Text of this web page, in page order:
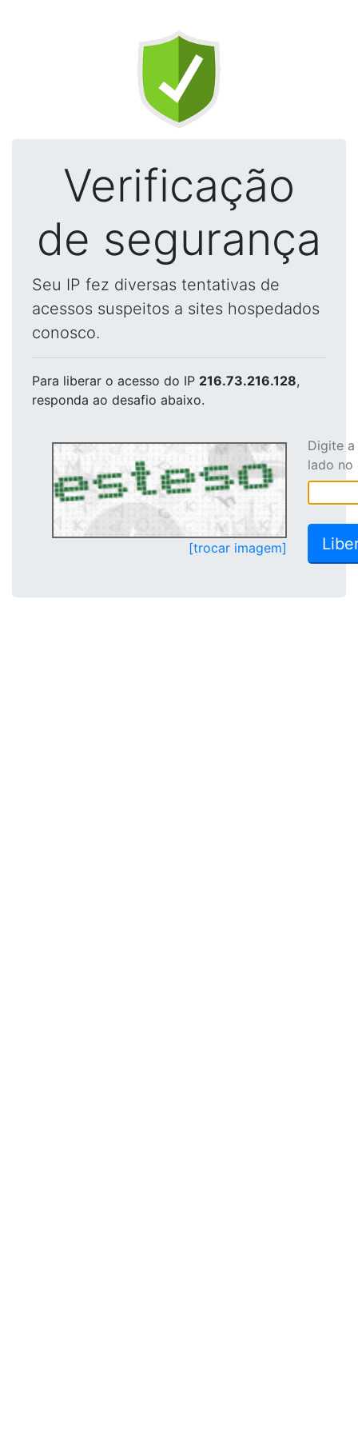
Verificação
de segurança
Seu IP fez diversas tentativas de
acessos suspeitos a sites hospedados
conosco.
Para liberar o acesso do IP 216.73.216.128,
responda ao desafio abaixo.
[trocar imagem]
Digite
lado no